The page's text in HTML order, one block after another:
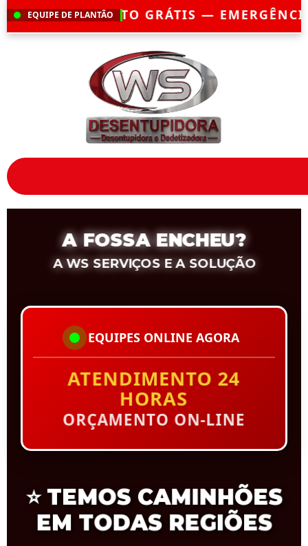
EQUIPE DE PLANTÃO
— EMERGÊNCIA? CHEGAMOS EM ATÉ
A FOSSA ENCHEU?
A WS SERVIÇOS E A SOLUÇÃO
EQUIPES ONLINE AGORA
ATENDIMENTO 24
HORAS
ORÇAMENTO ON-LINE
⭐ TEMOS CAMINHÕES
EM TODAS REGIÕES